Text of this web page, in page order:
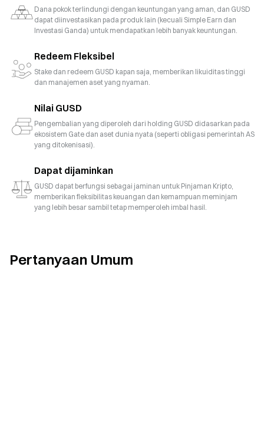
Dana pokok terlindungi dengan keuntungan yang aman, dan GUSD
dapat diinvestasikan pada produk lain (kecuali Simple Earn dan
Investasi Ganda) untuk mendapatkan lebih banyak keuntungan.
Redeem Fleksibel
Stake dan redeem GUSD kapan saja, memberikan likuiditas tinggi
dan manajemen aset yang nyaman.
Nilai GUSD
Pengembalian yang diperoleh dari holding GUSD didasarkan pada
ekosistem Gate dan aset dunia nyata (seperti obligasi pemerintah AS
yang ditokenisasi).
Dapat dijaminkan
GUSD dapat berfungsi sebagai jaminan untuk Pinjaman Kripto,
memberikan fleksibilitas keuangan dan kemampuan meminjam
yang lebih besar sambil tetap memperoleh imbal hasil.
Pertanyaan Umum